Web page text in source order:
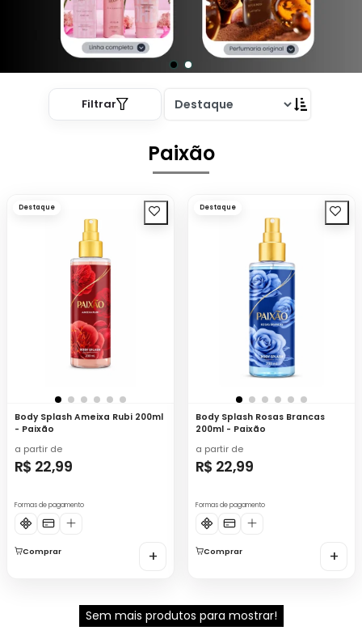
Filtrar
Paixão
Destaque
Body Splash Ameixa Rubi 200ml
- Paixão
a partir de
R$ 22,99
Formas de pagamento
Comprar +
Destaque
Body Splash Rosas Brancas
200ml - Paixão
a partir de
R$ 22,99
Formas de pagamento
Comprar +
Sem mais produtos para mostrar!